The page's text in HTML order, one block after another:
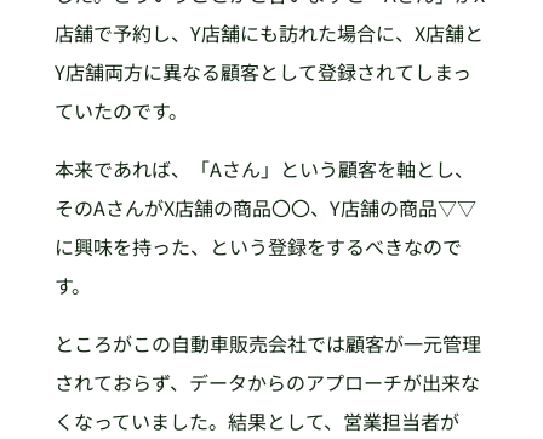
店舗で予約し、Y店舗にも訪れた場合に、X店舗と
Y店舗両方に異なる顧客として登録されてしまっ
ていたのです。
本来であれば、「Aさん」という顧客を軸とし、
そのAさんがX店舗の商品〇〇、Y店舗の商品▽▽
に興味を持った、という登録をするべきなので
す。
ところがこの自動車販売会社では顧客が一元管理
されておらず、データからのアプローチが出来な
くなっていました。結果として、営業担当者が